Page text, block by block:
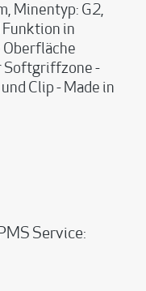
Minentyp: G2,
Funktion in
Softgriffzone -
Clip - Made in
Service: